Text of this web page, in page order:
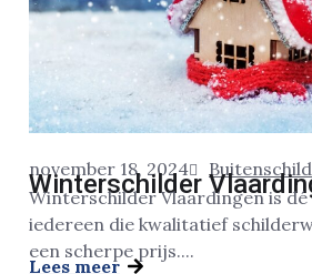
november 18, 2024
Winterschilder
Winterschilder Vlaardingen is
iedereen die kwalitatief
een scherpe prijs....
Lees meer